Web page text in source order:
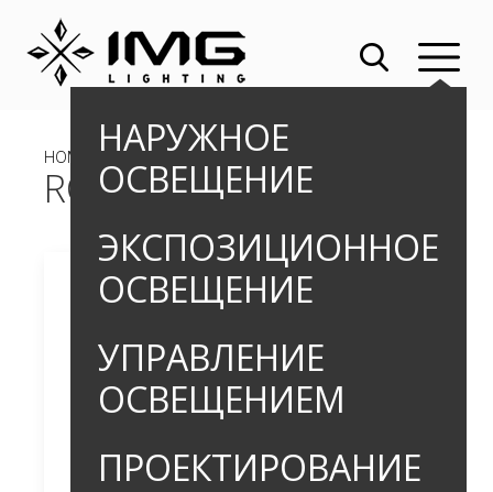
НАРУЖНОЕ
ОСВЕЩЕНИЕ
ЭКСПОЗИЦИОННОЕ
ОСВЕЩЕНИЕ
УПРАВЛЕНИЕ
ОСВЕЩЕНИЕМ
ПРОЕКТИРОВАНИЕ
HOME » НАКЛАДНЫЕ СВЕТИЛЬНИКИ
ROMUS TOP_3